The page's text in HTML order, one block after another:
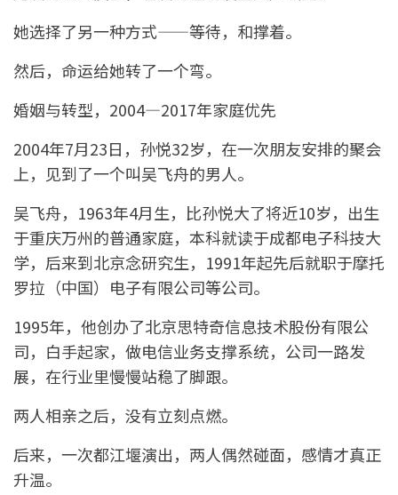
她选择了另一种方式——等待，和撑着。
然后，命运给她转了一个弯。
婚姻与转型，2004—2017年家庭优先
2004年7月23日，孙悦32岁，在一次朋友安排的聚会
上，见到了一个叫吴飞舟的男人。
吴飞舟，1963年4月生，比孙悦大了将近10岁，出生
于重庆万州的普通家庭，本科就读于成都电子科技大
学，后来到北京念研究生，1991年起先后就职于摩托
罗拉（中国）电子有限公司等公司。
1995年，他创办了北京思特奇信息技术股份有限公
司，白手起家，做电信业务支撑系统，公司一路发
展，在行业里慢慢站稳了脚跟。
两人相亲之后，没有立刻点燃。
后来，一次都江堰演出，两人偶然碰面，感情才真正
升温。